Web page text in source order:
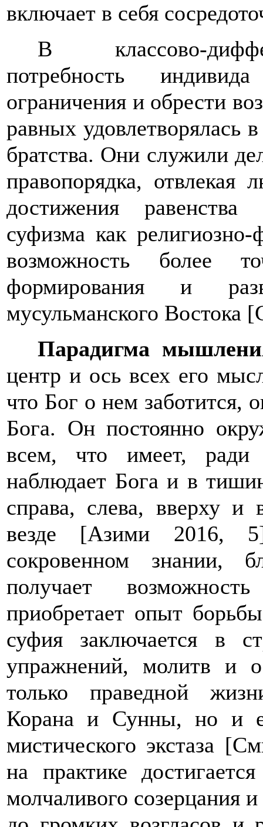
включает в себя
В классово-
потребность
ограничения и обрести
равных удовлетворялась
братства. Они служили
правопорядка, отвлекая
достижения
суфизма как религиозно-
возможность более
формирования и
мусульманского Востока
Парадигма
центр и ось всех его
что Бог о нем заботится,
Бога. Он постоянно
всем, что имеет,
наблюдает Бога и в
справа, слева, вверху и
везде [Азими 2016,
сокровенном знании,
получает
приобретает опыт
суфия заключается в
упражнений, молитв и
только праведной
Корана и Сунны, но и
мистического экстаза
на практике
молчаливого созерцания